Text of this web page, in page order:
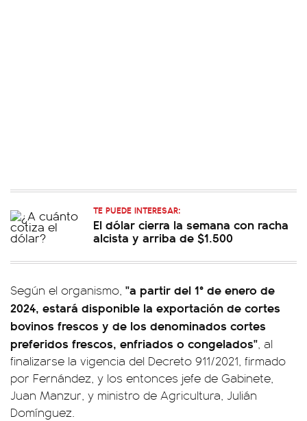
TE PUEDE INTERESAR:
El dólar cierra la semana con racha
alcista y arriba de $1.500
Según el organismo, "a partir del 1° de enero de
2024, estará disponible la exportación de cortes
bovinos frescos y de los denominados cortes
preferidos frescos, enfriados o congelados", al
finalizarse la vigencia del Decreto 911/2021, firmado
por Fernández, y los entonces jefe de Gabinete,
Juan Manzur, y ministro de Agricultura, Julián
Domínguez.